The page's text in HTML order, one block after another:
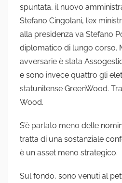
spuntata, il nuovo
Stefano Cingolani, l’ex
alla presidenza va Stefano
diplomatico di lungo corso.
avversarie è stata
e sono invece quattro gli
statunitense GreenWood.
Wood.
S’è parlato meno delle
tratta di una sostanziale
è un asset meno strategico.
Sul fondo, sono venuti al